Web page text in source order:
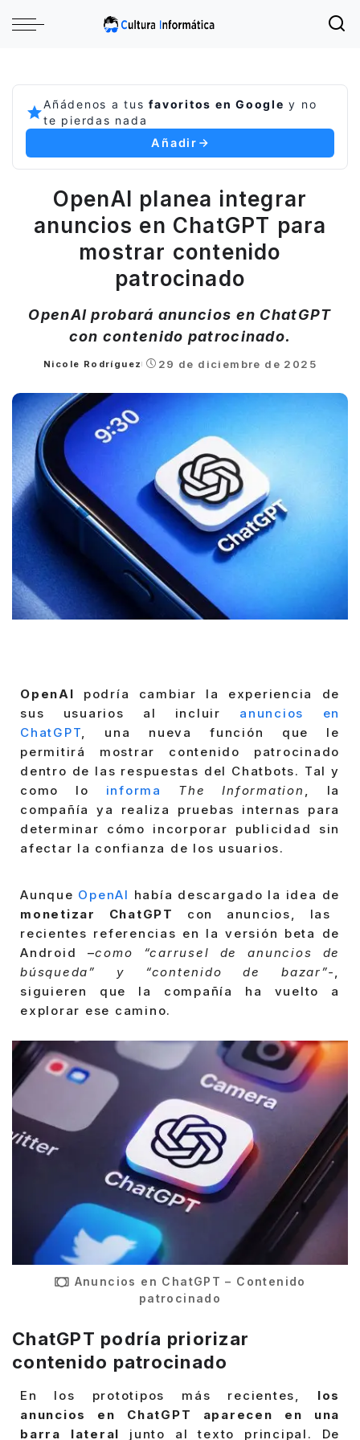
Añádenos a tusfavoritos en Google y no
te pierdas nada
Añadir
OpenAI planea integrar
anuncios en ChatGPT para
mostrar contenido
patrocinado
OpenAI probará anuncios en ChatGPT
con contenido patrocinado.
Posted
Nicole Rodríguez 29 de diciembre de 2025
OpenAI podría cambiar la experiencia de
sus usuarios al incluir anuncios en
ChatGPT, una nueva función que le
permitirá mostrar contenido patrocinado
dentro de las respuestas del Chatbots. Tal y
como lo informa The Information , la
compañía ya realiza pruebas internas para
determinar cómo incorporar publicidad sin
afectar la confianza de los usuarios.
Aunque OpenAI había descargado la idea de
monetizar ChatGPT con anuncios, las
recientes referencias en la versión beta de
Android –como “carrusel de anuncios de
búsqueda” y “contenido de bazar”-,
siguieren que la compañía ha vuelto a
explorar ese camino.
Anuncios en ChatGPT – Contenido
patrocinado
ChatGPT podría priorizar
contenido patrocinado
En los prototipos más recientes,
los
anuncios en ChatGPT aparecen en una
barra lateral junto al texto principal. De